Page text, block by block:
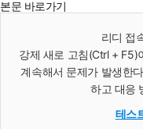
본문 바로가기
리디 접
강제 새로 고침(Ctrl + F5)
계속해서 문제가 발생한
하고 대응
테스